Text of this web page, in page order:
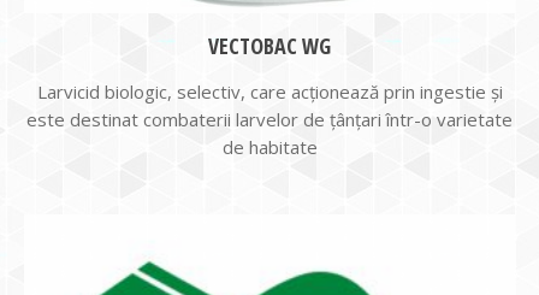
VECTOBAC WG
Larvicid biologic, selectiv, care acționează prin ingestie și
este destinat combaterii larvelor de țânțari într-o varietate
de habitate